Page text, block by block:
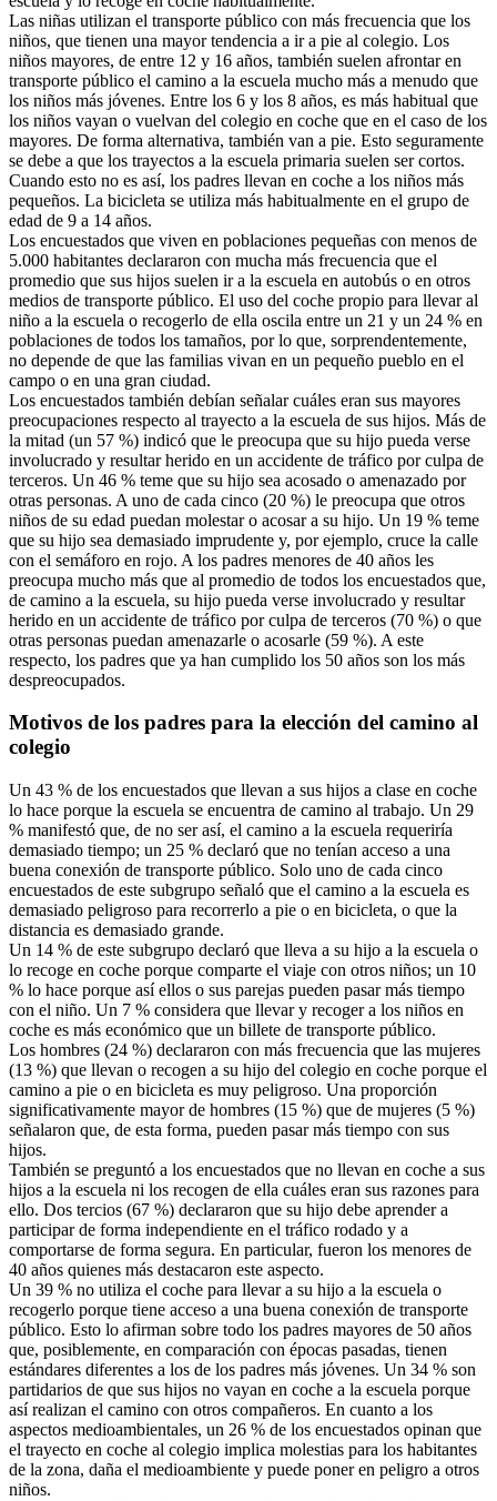
Las niñas utilizan el transporte público con más frecuencia que los
niños, que tienen una mayor tendencia a ir a pie al colegio. Los
niños mayores, de entre 12 y 16 años, también suelen afrontar en
transporte público el camino a la escuela mucho más a menudo que
los niños más jóvenes. Entre los 6 y los 8 años, es más habitual que
los niños vayan o vuelvan del colegio en coche que en el caso de los
mayores. De forma alternativa, también van a pie. Esto seguramente
se debe a que los trayectos a la escuela primaria suelen ser cortos.
Cuando esto no es así, los padres llevan en coche a los niños más
pequeños. La bicicleta se utiliza más habitualmente en el grupo de
edad de 9 a 14 años.
Los encuestados que viven en poblaciones pequeñas con menos de
5.000 habitantes declararon con mucha más frecuencia que el
promedio que sus hijos suelen ir a la escuela en autobús o en otros
medios de transporte público. El uso del coche propio para llevar al
niño a la escuela o recogerlo de ella oscila entre un 21 y un 24 % en
poblaciones de todos los tamaños, por lo que, sorprendentemente,
no depende de que las familias vivan en un pequeño pueblo en el
campo o en una gran ciudad.
Los encuestados también debían señalar cuáles eran sus mayores
preocupaciones respecto al trayecto a la escuela de sus hijos. Más de
la mitad (un 57 %) indicó que le preocupa que su hijo pueda verse
involucrado y resultar herido en un accidente de tráfico por culpa de
terceros. Un 46 % teme que su hijo sea acosado o amenazado por
otras personas. A uno de cada cinco (20 %) le preocupa que otros
niños de su edad puedan molestar o acosar a su hijo. Un 19 % teme
que su hijo sea demasiado imprudente y, por ejemplo, cruce la calle
con el semáforo en rojo. A los padres menores de 40 años les
preocupa mucho más que al promedio de todos los encuestados que,
de camino a la escuela, su hijo pueda verse involucrado y resultar
herido en un accidente de tráfico por culpa de terceros (70 %) o que
otras personas puedan amenazarle o acosarle (59 %). A este
respecto, los padres que ya han cumplido los 50 años son los más
despreocupados.
Motivos de los padres para la elección del camino al
colegio
Un 43 % de los encuestados que llevan a sus hijos a clase en coche
lo hace porque la escuela se encuentra de camino al trabajo. Un 29
% manifestó que, de no ser así, el camino a la escuela requeriría
demasiado tiempo; un 25 % declaró que no tenían acceso a una
buena conexión de transporte público. Solo uno de cada cinco
encuestados de este subgrupo señaló que el camino a la escuela es
demasiado peligroso para recorrerlo a pie o en bicicleta, o que la
distancia es demasiado grande.
Un 14 % de este subgrupo declaró que lleva a su hijo a la escuela o
lo recoge en coche porque comparte el viaje con otros niños; un 10
% lo hace porque así ellos o sus parejas pueden pasar más tiempo
con el niño. Un 7 % considera que llevar y recoger a los niños en
coche es más económico que un billete de transporte público.
Los hombres (24 %) declararon con más frecuencia que las mujeres
(13 %) que llevan o recogen a su hijo del colegio en coche porque el
camino a pie o en bicicleta es muy peligroso. Una proporción
significativamente mayor de hombres (15 %) que de mujeres (5 %)
señalaron que, de esta forma, pueden pasar más tiempo con sus
hijos.
También se preguntó a los encuestados que no llevan en coche a sus
hijos a la escuela ni los recogen de ella cuáles eran sus razones para
ello. Dos tercios (67 %) declararon que su hijo debe aprender a
participar de forma independiente en el tráfico rodado y a
comportarse de forma segura. En particular, fueron los menores de
40 años quienes más destacaron este aspecto.
Un 39 % no utiliza el coche para llevar a su hijo a la escuela o
recogerlo porque tiene acceso a una buena conexión de transporte
público. Esto lo afirman sobre todo los padres mayores de 50 años
que, posiblemente, en comparación con épocas pasadas, tienen
estándares diferentes a los de los padres más jóvenes. Un 34 % son
partidarios de que sus hijos no vayan en coche a la escuela porque
así realizan el camino con otros compañeros. En cuanto a los
aspectos medioambientales, un 26 % de los encuestados opinan que
el trayecto en coche al colegio implica molestias para los habitantes
de la zona, daña el medioambiente y puede poner en peligro a otros
niños.